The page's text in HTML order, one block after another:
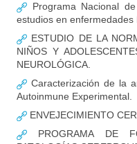
Programa Nacional
estudios en
ESTUDIO DE LA
NIÑOS Y
NEUROLÓGICA.
Caracterización de la
Autoinmune Experimental.
ENVEJECIMIENTO
PROGRAMA DE